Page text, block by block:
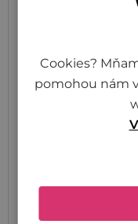
Energetická
z toho nasycené
Cookies?
pomohou nám